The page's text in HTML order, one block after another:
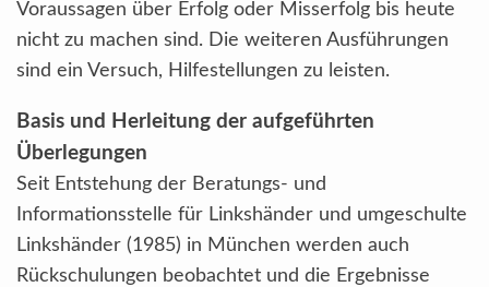
Voraussagen über Erfolg oder Misserfolg bis heute
nicht zu machen sind. Die weiteren Ausführungen
sind ein Versuch, Hilfestellungen zu leisten.
Basis und Herleitung der aufgeführten
Überlegungen
Seit Entstehung der Beratungs- und
Informationsstelle für Linkshänder und umgeschulte
Linkshänder (1985) in München werden auch
Rückschulungen beobachtet und die Ergebnisse